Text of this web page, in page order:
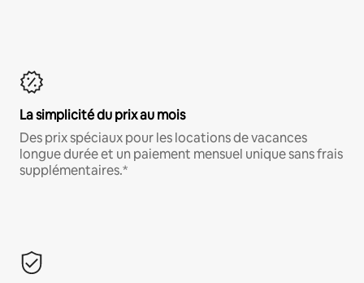
La simplicité du prix au mois
Des prix spéciaux pour les locations de vacances
longue durée et un paiement mensuel unique sans frais
supplémentaires.*